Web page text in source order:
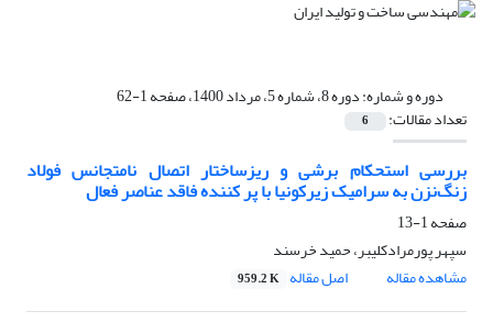
دوره و شماره:دوره 8، شماره 5، مرداد 1400، صفحه 1-62
تعداد مقالات: 6
بررسی استحکام برشی و ریزساختار اتصال نامتجانس فولاد
زنگ‌نزن به سرامیک زیرکونیا با پر کننده فاقد عناصر فعال
صفحه1-13
سپهر پورمرادکلیبر، حمید خرسند
مشاهده مقاله
اصل مقاله 959.2 K